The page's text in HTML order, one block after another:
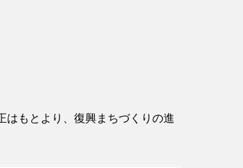
もとより、復興まちづくりの進